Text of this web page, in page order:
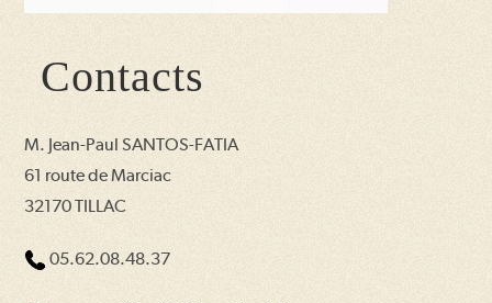
Contacts
M. Jean-Paul SANTOS-FATIA
61 route de Marciac
32170 TILLAC
05.62.08.48.37